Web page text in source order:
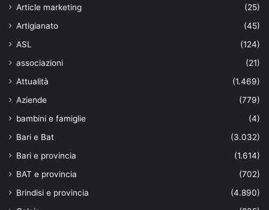
Article marketing
(25)
Artigianato
(45)
ASL
(124)
associazioni
(21)
Attualità
(1.469)
Aziende
(779)
bambini e famiglie
(4)
Bari e Bat
(3.032)
Bari e provincia
(1.614)
BAT e provincia
(702)
Brindisi e provincia
(4.890)